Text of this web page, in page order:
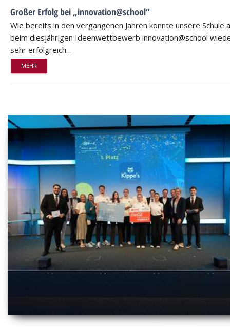
Großer Erfolg bei „innovation@school“
Wie bereits in den vergangenen Jahren konnte unsere Schule
beim diesjährigen Ideenwettbewerb innovation@school
sehr erfolgreich…
MEHR